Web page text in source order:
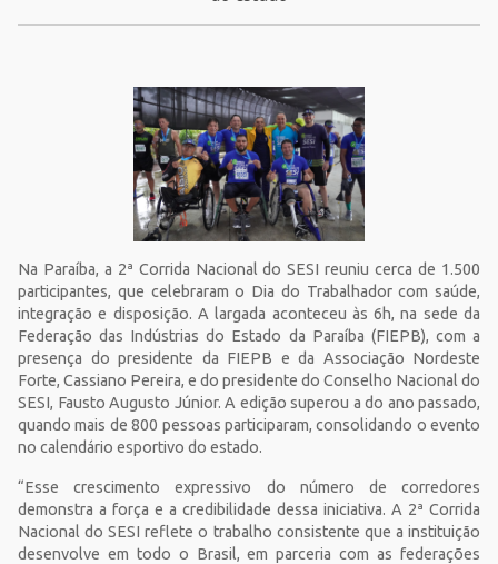
Na Paraíba, a 2ª Corrida Nacional do SESI reuniu cerca de 1.500
participantes, que celebraram o Dia do Trabalhador com saúde,
integração e disposição. A largada aconteceu às 6h, na sede da
Federação das Indústrias do Estado da Paraíba (FIEPB), com a
presença do presidente da FIEPB e da Associação Nordeste
Forte, Cassiano Pereira, e do presidente do Conselho Nacional do
SESI, Fausto Augusto Júnior. A edição superou a do ano passado,
quando mais de 800 pessoas participaram, consolidando o evento
no calendário esportivo do estado.
“Esse crescimento expressivo do número de corredores
demonstra a força e a credibilidade dessa iniciativa. A 2ª Corrida
Nacional do SESI reflete o trabalho consistente que a instituição
desenvolve em todo o Brasil, em parceria com as federações